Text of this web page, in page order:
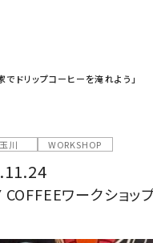
ドリップコーヒーを淹れよう」
川 WORKSHOP
ワークショッ